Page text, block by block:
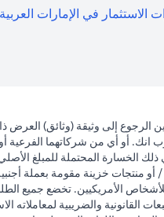
في الإمارات
إلى وثيقة (وثائق) العرض
أو أي من شركاتهما الفرعية أو
الخسارة المحتملة للمبلغ
منتجات خزينة مقومة بعملة
الأمريكيين. تخضع جميع
والضريبية لمعاملاته